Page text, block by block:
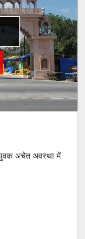
अचेत अवस्था में